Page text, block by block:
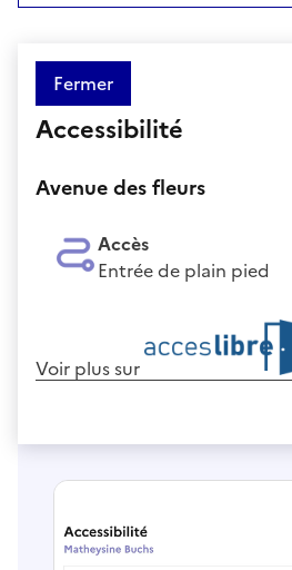
Fermer
Accessibilité
Avenue des fleurs
Accès
Entrée de plain pied
Voir plus sur